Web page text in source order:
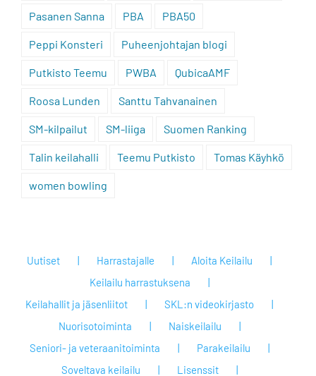
Pasanen Sanna PBA PBA50
Peppi Konsteri Puheenjohtajan blogi
Putkisto Teemu PWBA QubicaAMF
Roosa Lunden Santtu Tahvanainen
SM-kilpailut SM-liiga Suomen Ranking
Talin keilahalli Teemu Putkisto Tomas Käyhkö
women bowling
Uutiset Harrastajalle
Aloita Keilailu
Keilailu harrastuksena
Keilahallit ja jäsenliitot
SKL:n videokirjasto
Nuorisotoiminta
Naiskeilailu
Seniori- ja veteraanitoiminta
Parakeilailu
Soveltava keilailu
Lisenssit